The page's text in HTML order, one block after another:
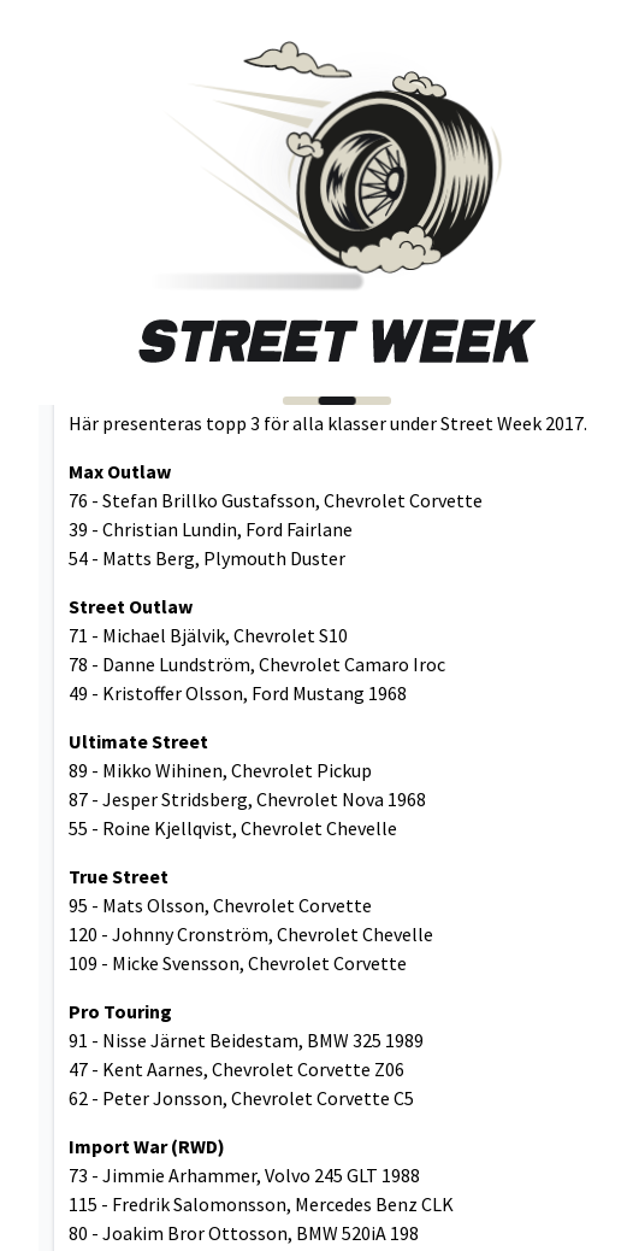
Resultat Street Week 2017
Vill du djupdyka ner i resultatlistorna så laddar du ner dom här.
Här presenteras topp 3 för alla klasser under Street Week 2017.
Max Outlaw
76 - Stefan Brillko Gustafsson, Chevrolet Corvette
39 - Christian Lundin, Ford Fairlane
54 - Matts Berg, Plymouth Duster
Street Outlaw
71 - Michael Bjälvik, Chevrolet S10
78 - Danne Lundström, Chevrolet Camaro Iroc
49 - Kristoffer Olsson, Ford Mustang 1968
Ultimate Street
89 - Mikko Wihinen, Chevrolet Pickup
87 - Jesper Stridsberg, Chevrolet Nova 1968
55 - Roine Kjellqvist, Chevrolet Chevelle
True Street
95 - Mats Olsson, Chevrolet Corvette
120 - Johnny Cronström, Chevrolet Chevelle
109 - Micke Svensson, Chevrolet Corvette
Pro Touring
91 - Nisse Järnet Beidestam, BMW 325 1989
47 - Kent Aarnes, Chevrolet Corvette Z06
62 - Peter Jonsson, Chevrolet Corvette C5
Import War (RWD)
73 - Jimmie Arhammer, Volvo 245 GLT 1988
115 - Fredrik Salomonsson, Mercedes Benz CLK
80 - Joakim Bror Ottosson, BMW 520iA 198